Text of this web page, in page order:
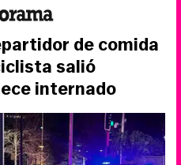
de comida
salió
internado